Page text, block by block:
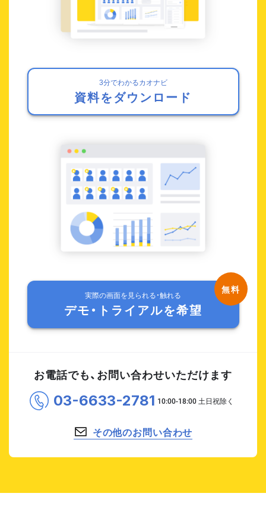
3分でわかるカオナビ
資料をダウンロード
実際の画面を見られる・触れる
デモ・トライアルを希望
お電話でも、お問い合わせいただけます
03-6633-2781
その他のお問い合わせ